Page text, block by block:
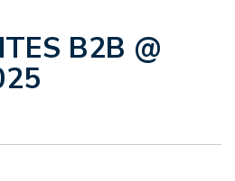
B2B @